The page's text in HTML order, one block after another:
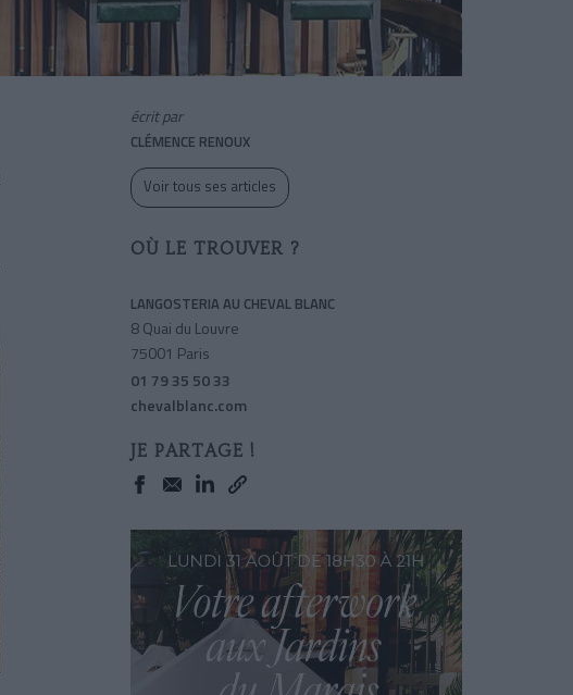
écrit par
CLÉMENCE RENOUX
Voir tous ses articles
OÙ LE TROUVER ?
LANGOSTERIA AU CHEVAL BLANC
8 Quai du Louvre
75001 Paris
01 79 35 50 33
chevalblanc.com
JE PARTAGE !